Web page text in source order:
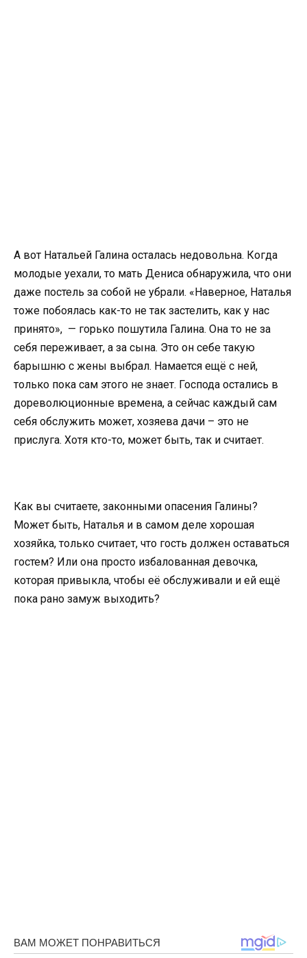
А вот Натальей Галина осталась недовольна. Когда
молодые уехали, то мать Дениса обнаружила, что они
даже постель за собой не убрали. «Наверное, Наталья
тоже побоялась как-то не так застелить, как у нас
принято», — горько пошутила Галина. Она то не за
себя переживает, а за сына. Это он себе такую
барышню с жены выбрал. Намается ещё с ней,
только пока сам этого не знает. Господа остались в
дореволюционные времена, а сейчас каждый сам
себя обслужить может, хозяева дачи – это не
прислуга. Хотя кто-то, может быть, так и считает.
Как вы считаете, законными опасения Галины?
Может быть, Наталья и в самом деле хорошая
хозяйка, только считает, что гость должен оставаться
гостем? Или она просто избалованная девочка,
которая привыкла, чтобы её обслуживали и ей ещё
пока рано замуж выходить?